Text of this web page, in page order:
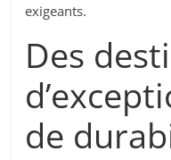
exigeants.
Des
de